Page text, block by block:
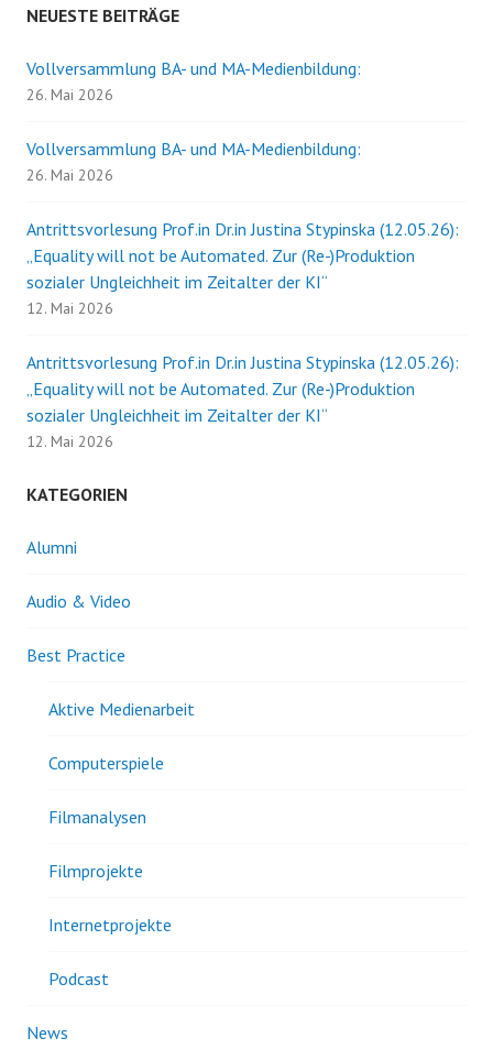
NEUESTE BEITRÄGE
Vollversammlung BA- und MA-Medienbildung:
26. Mai 2026
Vollversammlung BA- und MA-Medienbildung:
26. Mai 2026
Antrittsvorlesung Prof.in Dr.in Justina Stypinska (12.05.26):
„Equality will not be Automated. Zur (Re-)Produktion
sozialer Ungleichheit im Zeitalter der KI“
12. Mai 2026
Antrittsvorlesung Prof.in Dr.in Justina Stypinska (12.05.26):
„Equality will not be Automated. Zur (Re-)Produktion
sozialer Ungleichheit im Zeitalter der KI“
12. Mai 2026
KATEGORIEN
Alumni
Audio & Video
Best Practice
Aktive Medienarbeit
Computerspiele
Filmanalysen
Filmprojekte
Internetprojekte
Podcast
News